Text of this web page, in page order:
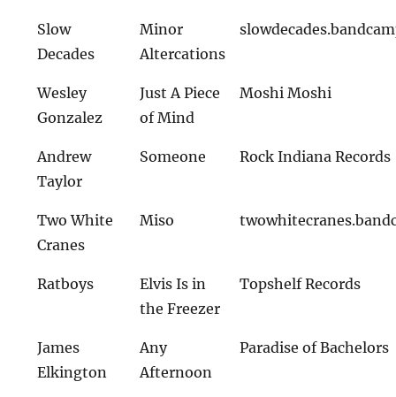
Slow
Decades
Minor
Altercations
Wesley
Gonzalez
Just A Piece
of Mind
Moshi Moshi
Andrew
Taylor
Someone Rock Indiana Records
Two White
Cranes
Miso
Ratboys
Elvis Is in
the Freezer
Topshelf Records
James
Elkington
Any
Afternoon
Paradise of Bachelors